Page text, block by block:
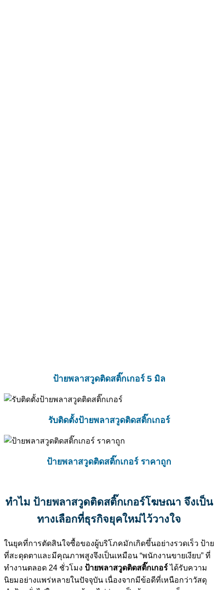
ป้ายพลาสวูดติดสติ๊กเกอร์ 5 มิล
รับติดตั้งป้ายพลาสวูดติดสติ๊กเกอร์
ป้ายพลาสวูดติดสติ๊กเกอร์ ราคาถูก
ทำไม ป้ายพลาสวูดติดสติ๊กเกอร์โฆษณา จึงเป็น
ทางเลือกที่ธุรกิจยุคใหม่ไว้วางใจ
ในยุคที่การตัดสินใจซื้อของผู้บริโภคมักเกิดขึ้นอย่างรวดเร็ว ป้าย
ที่สะดุดตาและมีคุณภาพสูงจึงเป็นเหมือน “พนักงานขายเงียบ” ที่
ทำงานตลอด 24 ชั่วโมง ป้ายพลาสวูดติดสติ๊กเกอร์ได้รับความ
นิยมอย่างแพร่หลายในปัจจุบัน เนื่องจากมีข้อดีที่เหนือกว่าวัสดุ